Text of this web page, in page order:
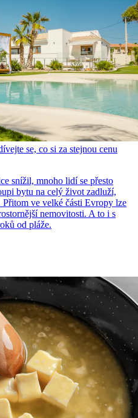
se, co si za stejnou cenu
snížil, mnoho lidí se přesto
bytu na celý život zadluží,
ve velké části Evropy lze
nemovitosti. A to i s
od pláže.